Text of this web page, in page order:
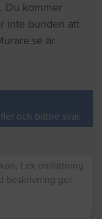
. Du kommer
inte bunden att
är
och bättre svar.